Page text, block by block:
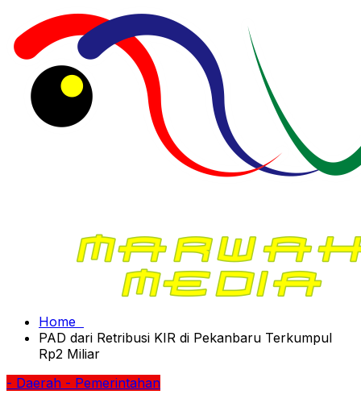
Home
PAD dari Retribusi KIR di Pekanbaru Terkumpul
Rp2 Miliar
- Daerah - Pemerintahan